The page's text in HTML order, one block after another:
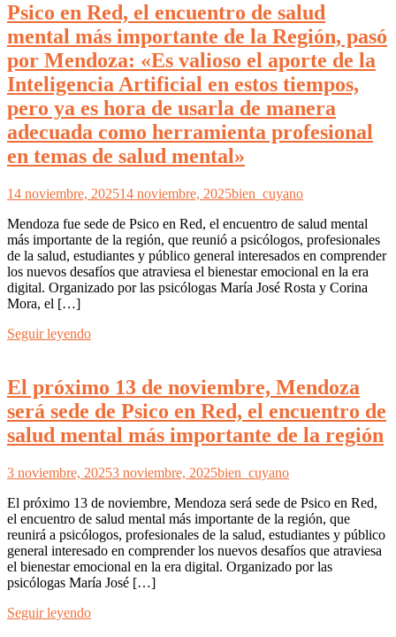
Psico en Red, el encuentro de salud
mental más importante de la Región, pasó
por Mendoza: «Es valioso el aporte de la
Inteligencia Artificial en estos tiempos,
pero ya es hora de usarla de manera
adecuada como herramienta profesional
en temas de salud mental»
14 noviembre, 202514 noviembre, 2025bien_cuyano
Mendoza fue sede de Psico en Red, el encuentro de salud mental
más importante de la región, que reunió a psicólogos, profesionales
de la salud, estudiantes y público general interesados en comprender
los nuevos desafíos que atraviesa el bienestar emocional en la era
digital. Organizado por las psicólogas María José Rosta y Corina
Mora, el […]
Seguir leyendo
El próximo 13 de noviembre, Mendoza
será sede de Psico en Red, el encuentro de
salud mental más importante de la región
3 noviembre, 20253 noviembre, 2025bien_cuyano
El próximo 13 de noviembre, Mendoza será sede de Psico en Red,
el encuentro de salud mental más importante de la región, que
reunirá a psicólogos, profesionales de la salud, estudiantes y público
general interesado en comprender los nuevos desafíos que atraviesa
el bienestar emocional en la era digital. Organizado por las
psicólogas María José […]
Seguir leyendo